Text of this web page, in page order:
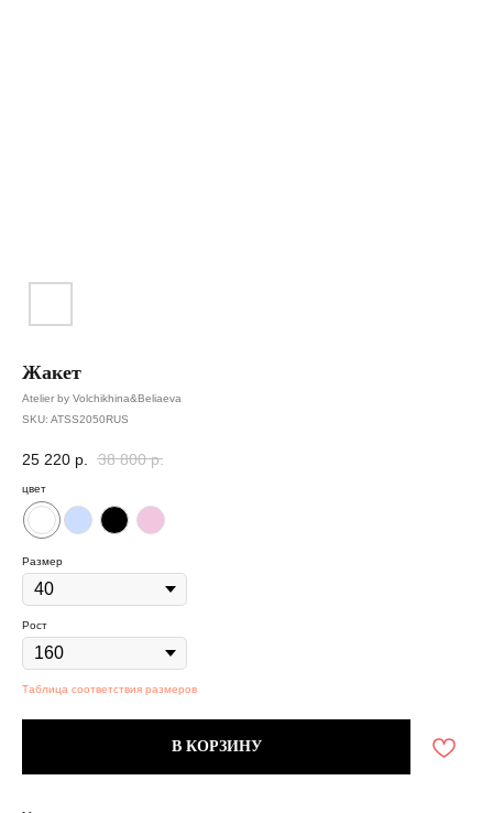
Жакет
Atelier by Volchikhina&Beliaeva
SKU: ATSS2050RUS
25 220 р. 38 800 р.
цвет
Размер
Рост
Таблица соответствия размеров
В КОРЗИНУ